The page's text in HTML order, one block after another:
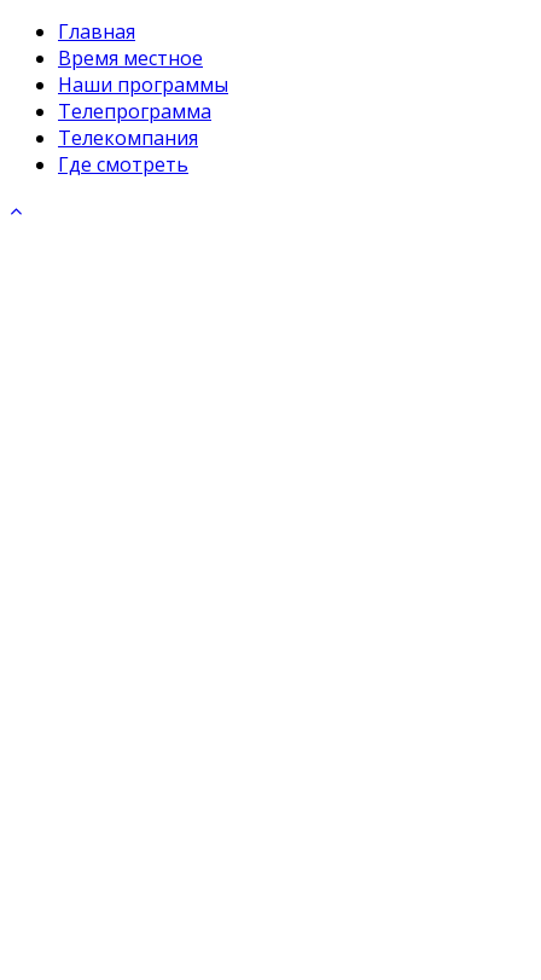
Главная
Время местное
Наши программы
Телепрограмма
Телекомпания
Где смотреть